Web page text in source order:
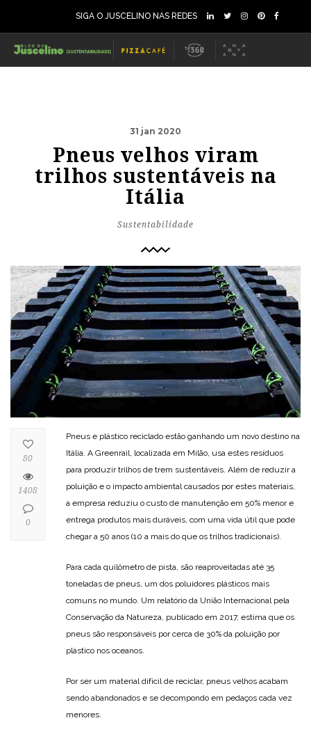
SIGA O JUSCELINO NAS REDES
31 jan 2020
Pneus velhos viram
trilhos sustentáveis na
Itália
Sustentabilidade
Pneus e plástico reciclado estão ganhando um novo destino na
Itália. A Greenrail, localizada em Milão, usa estes resíduos
para produzir trilhos de trem sustentáveis. Além de reduzir a
poluição e o impacto ambiental causados por estes materiais,
a empresa reduziu o custo de manutenção em 50% menor e
entrega produtos mais duráveis, com uma vida útil que pode
chegar a 50 anos (10 a mais do que os trilhos tradicionais).
Para cada quilômetro de pista, são reaproveitadas até 35
toneladas de pneus, um dos poluidores plásticos mais
comuns no mundo. Um relatório da União Internacional pela
Conservação da Natureza, publicado em 2017, estima que os
pneus são responsáveis por cerca de 30% da poluição por
plástico nos oceanos.
Por ser um material difícil de reciclar, pneus velhos acabam
sendo abandonados e se decompondo em pedaços cada vez
menores.
80
1408
0